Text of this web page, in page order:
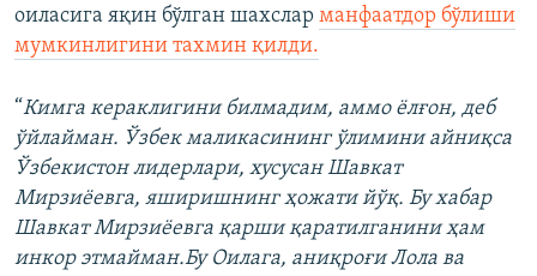
оиласига яқин бўлган шахслар манфаатдор бўлиши
мумкинлигини тахмин қилди.
“Кимга кераклигини билмадим, аммо ёлғон, деб
ўйлайман. Ўзбек маликасининг ўлимини айниқса
Ўзбекистон лидерлари, хусусан Шавкат
Мирзиёевга, яширишнинг ҳожати йўқ. Бу хабар
Шавкат Мирзиёевга қарши қаратилганини ҳам
инкор этмайман.Бу Оилага, аниқроғи Лола ва